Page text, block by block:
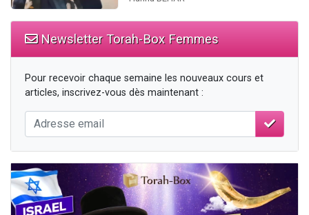
Newsletter Torah-Box Femmes
Pour recevoir chaque semaine les nouveaux cours et
articles, inscrivez-vous dès maintenant :